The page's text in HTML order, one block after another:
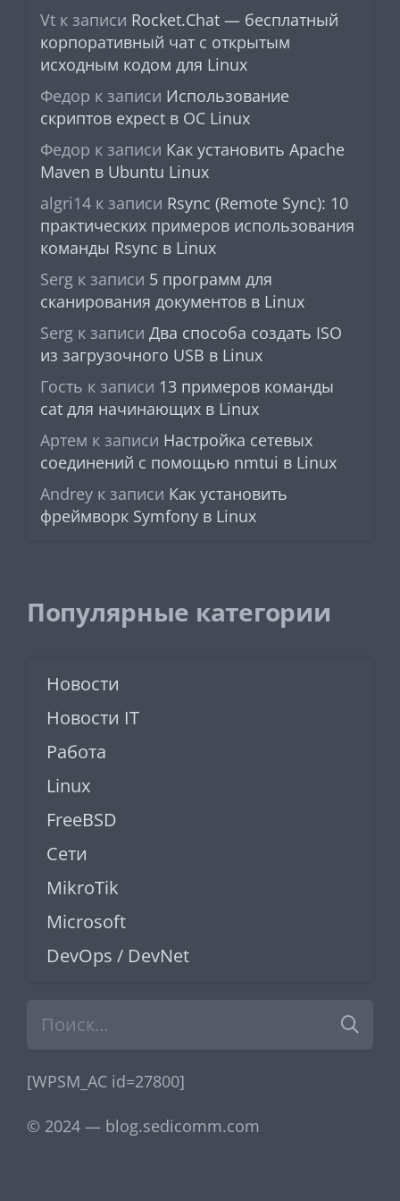
Vt к записи Rocket.Chat — бесплатный
корпоративный чат с открытым
исходным кодом для Linux
Федор к записи Использование
скриптов expect в ОС Linux
Федор к записи Как установить Apache
Maven в Ubuntu Linux
algri14 к записи Rsync (Remote Sync): 10
практических примеров использования
команды Rsync в Linux
Serg к записи 5 программ для
сканирования документов в Linux
Serg к записи Два способа создать ISO
из загрузочного USB в Linux
Гость к записи 13 примеров команды
cat для начинающих в Linux
Артем к записи Настройка сетевых
соединений с помощью nmtui в Linux
Andrey к записи Как установить
фреймворк Symfony в Linux
Популярные категории
Новости
Новости IT
Работа
Linux
FreeBSD
Сети
MikroTik
Microsoft
DevOps / DevNet
[WPSM_AC id=27800]
© 2024 — blog.sedicomm.com